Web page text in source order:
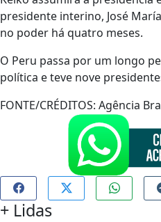
presidente interino, José
no poder há quatro meses.
O Peru passa por um longo
política e teve nove
FONTE/CRÉDITOS: Agência
+ Lidas